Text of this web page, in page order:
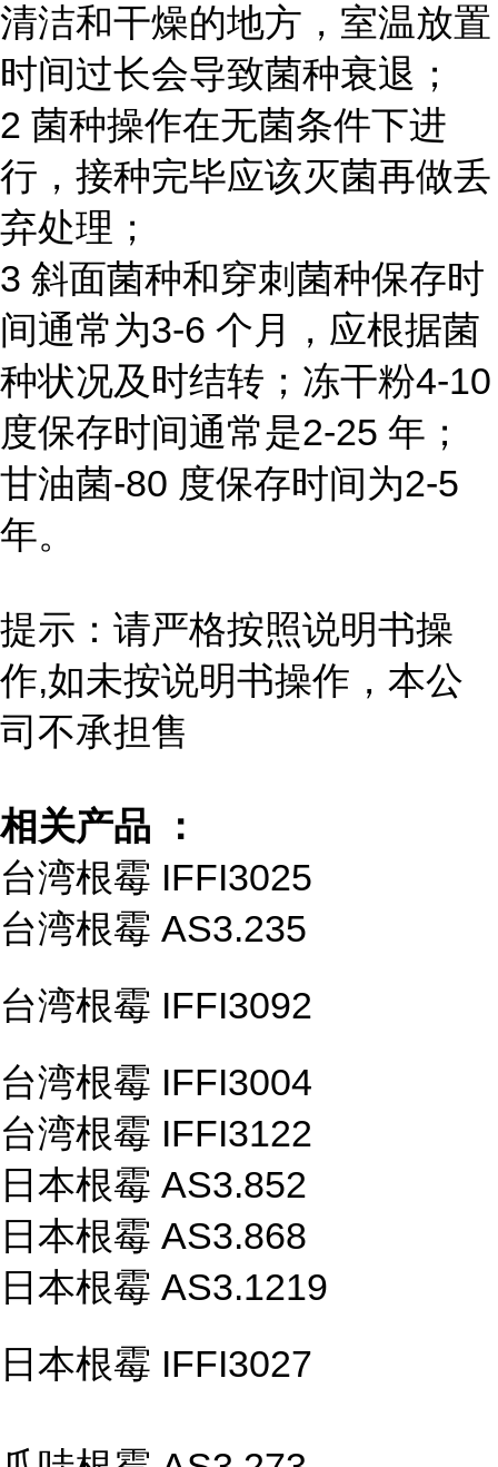
清洁和干燥的地方，室温放置
时间过长会导致菌种衰退；
2 菌种操作在无菌条件下进
行，接种完毕应该灭菌再做丢
弃处理；
3 斜面菌种和穿刺菌种保存时
间通常为3-6 个月，应根据菌
种状况及时结转；冻干粉4-10
度保存时间通常是2-25 年；
甘油菌-80 度保存时间为2-5
年。
提示：请严格按照说明书操
作,如未按说明书操作，本公
司不承担售
相关产品 ：
台湾根霉 IFFI3025
台湾根霉 AS3.235
台湾根霉 IFFI3092
台湾根霉 IFFI3004
台湾根霉 IFFI3122
日本根霉 AS3.852
日本根霉 AS3.868
日本根霉 AS3.1219
日本根霉 IFFI3027